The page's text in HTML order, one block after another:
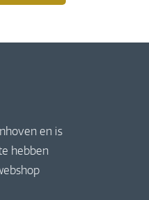
en is
hebben